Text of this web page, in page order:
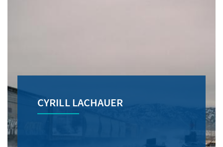
CYRILL LACHAUER